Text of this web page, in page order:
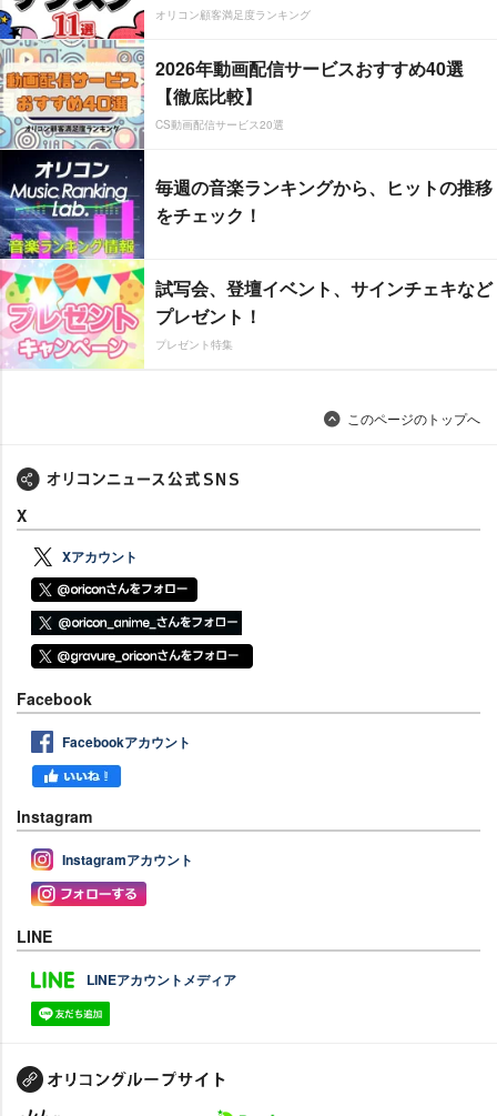
オリコン顧客満足度ランキング
2026年動画配信サービスおすすめ40選
【徹底比較】
CS動画配信サービス20選
毎週の音楽ランキングから、ヒットの推移
をチェック！
試写会、登壇イベント、サインチェキなど
プレゼント！
プレゼント特集
このページのトップへ
X
Xアカウント
Facebook
Facebookアカウント
Instagram
Instagramアカウント
LINE
LINEアカウントメディア